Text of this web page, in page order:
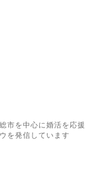
市を中心に婚活を応援
を発信しています